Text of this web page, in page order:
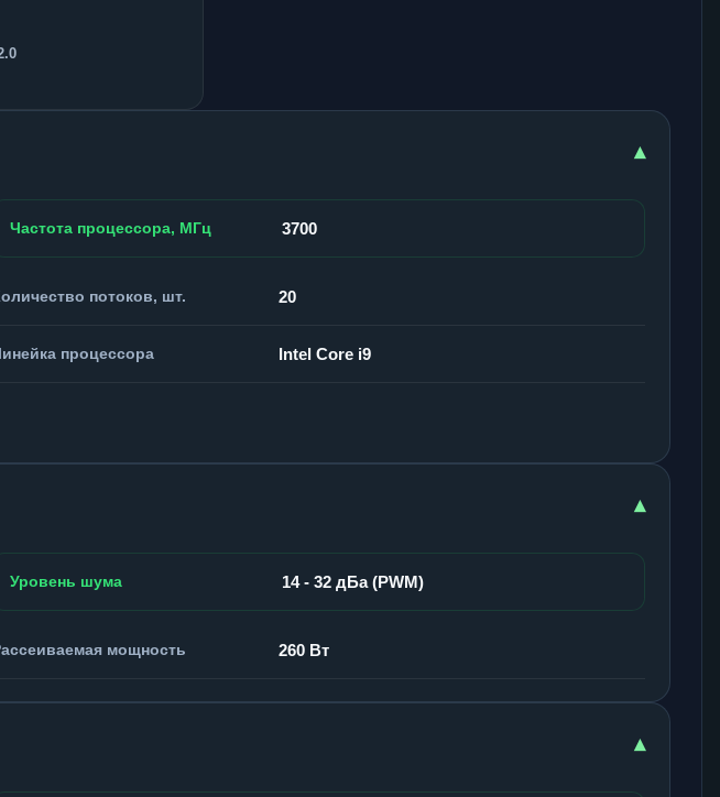
▾
Частота процессора, МГц 3700
потоков, шт. 20
процессора Intel Core i9
▾
Уровень шума 14 - 32 дБа (PWM)
мощность 260 Вт
▾